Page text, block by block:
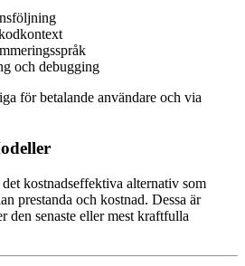
och debugging
för betalande användare och via
kostnadseffektiva alternativ som
prestanda och kostnad. Dessa är
den senaste eller mest kraftfulla